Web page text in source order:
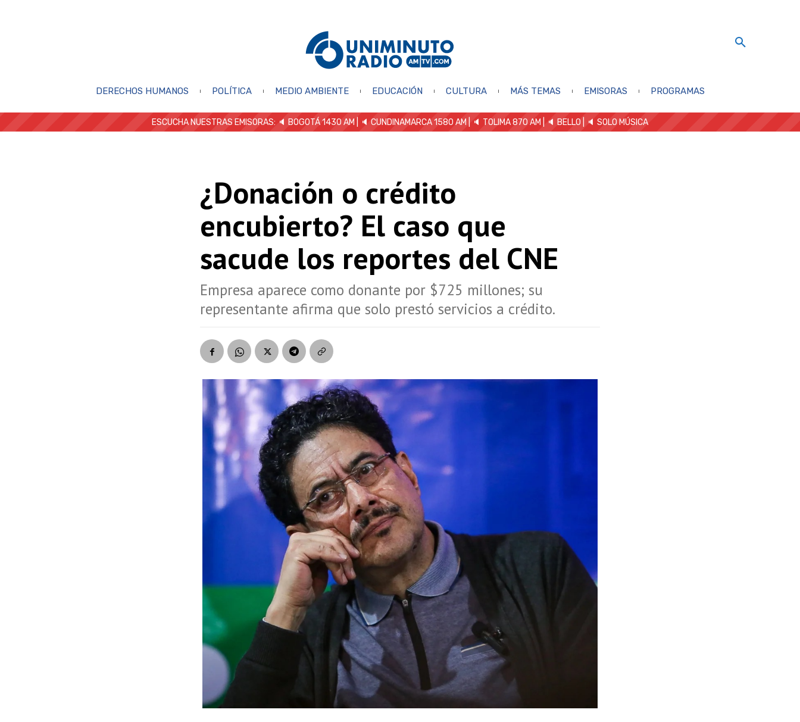
DERECHOS HUMANOS POLÍTICA MEDIO AMBIENTE EDUCACIÓN CULTURA MÁS TEMAS EMISORAS PROGRAMAS
ESCUCHA NUESTRAS EMISORAS: 🔈 BOGOTÁ 1430 AM | 🔈 CUNDINAMARCA 1580 AM | 🔈 TOLIMA 870 AM | 🔈 BELLO 🔈 SOLO MÚSICA
¿Donación o crédito
encubierto? El caso que
sacude los reportes del CNE
Empresa aparece como donante por $725 millones; su
representante afirma que solo prestó servicios a crédito.